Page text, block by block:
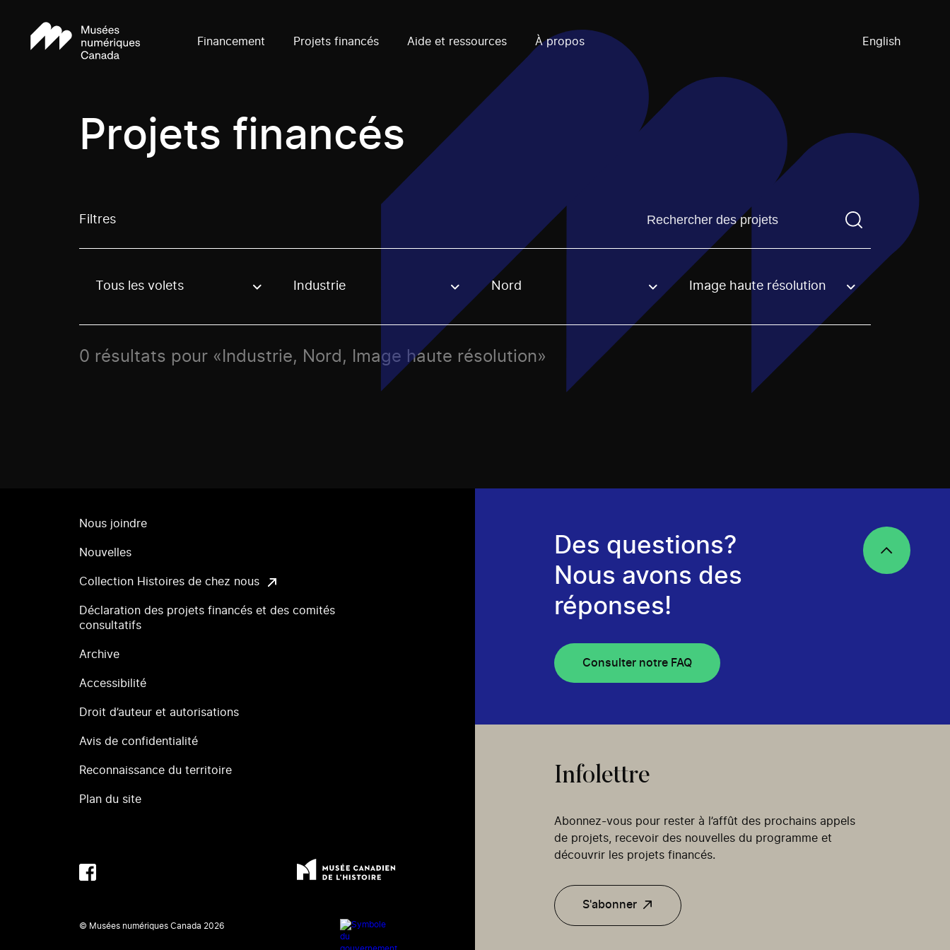
Financement Projets financés Aide et ressources À propos English
Projets financés
Filtres Trouvez un projetVous devez saisir un terme de
Use these options to filter projects by topic, stream or regon. The filter will be applied when selecting an option.
Tous les volets Industrie Nord Image haute résolution
0 résultats pour «Industrie, Nord, Image haute résolution»
Nous joindre
Nouvelles
Collection Histoires de chez nous
Déclaration des projets financés et des comités
consultatifs
Archive
Accessibilité
Droit d’auteur et autorisations
Avis de confidentialité
Reconnaissance du territoire
Plan du site
© Musées numériques Canada 2026
Des questions?
Nous avons des
réponses!
Consulter notre FAQ
Infolettre
Abonnez-vous pour rester à l’affût des prochains appels
de projets, recevoir des nouvelles du programme et
découvrir les projets financés.
S'abonner